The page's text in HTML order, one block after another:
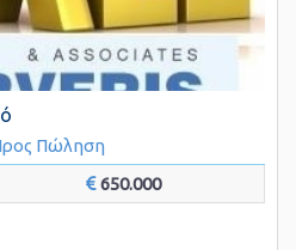
Πώληση
650.000